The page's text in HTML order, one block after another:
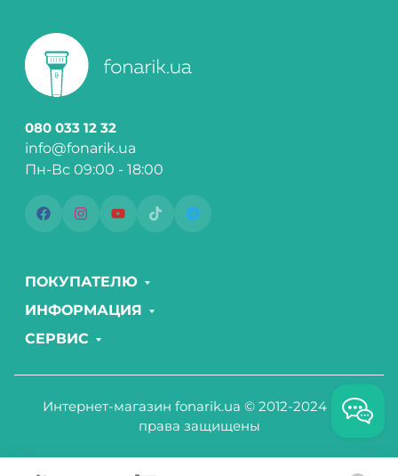
080 033 12 32
info@fonarik.ua
Пн-Вс 09:00 - 18:00
ПОКУПАТЕЛЮ
ИНФОРМАЦИЯ
СЕРВИС
Интернет-магазин fonarik.ua © 2012-2024 Все
права защищены